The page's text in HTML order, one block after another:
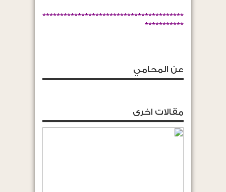
****************************************
***********
عن المحامي
مقالات اخرى